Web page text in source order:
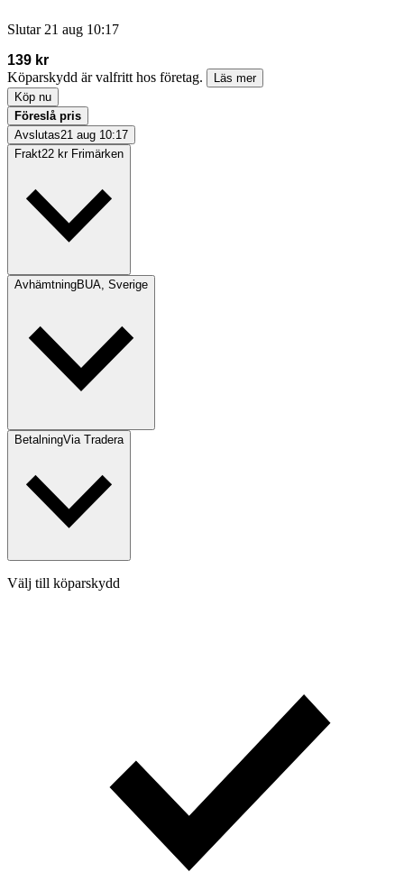
Slutar 21 aug 10:17
139 kr
Köparskydd är valfritt hos företag.
Läs mer
Köp nu
Föreslå pris
Avslutas21 aug 10:17
Frakt22 kr Frimärken
AvhämtningBUA, Sverige
BetalningVia Tradera
Välj till köparskydd